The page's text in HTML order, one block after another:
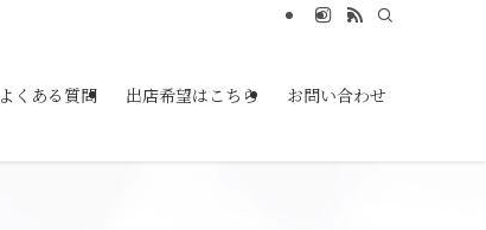
よくある質問 出店希望はこちら お問い合わせ